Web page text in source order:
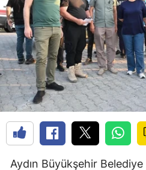
Aydın Büyükşehir Belediye